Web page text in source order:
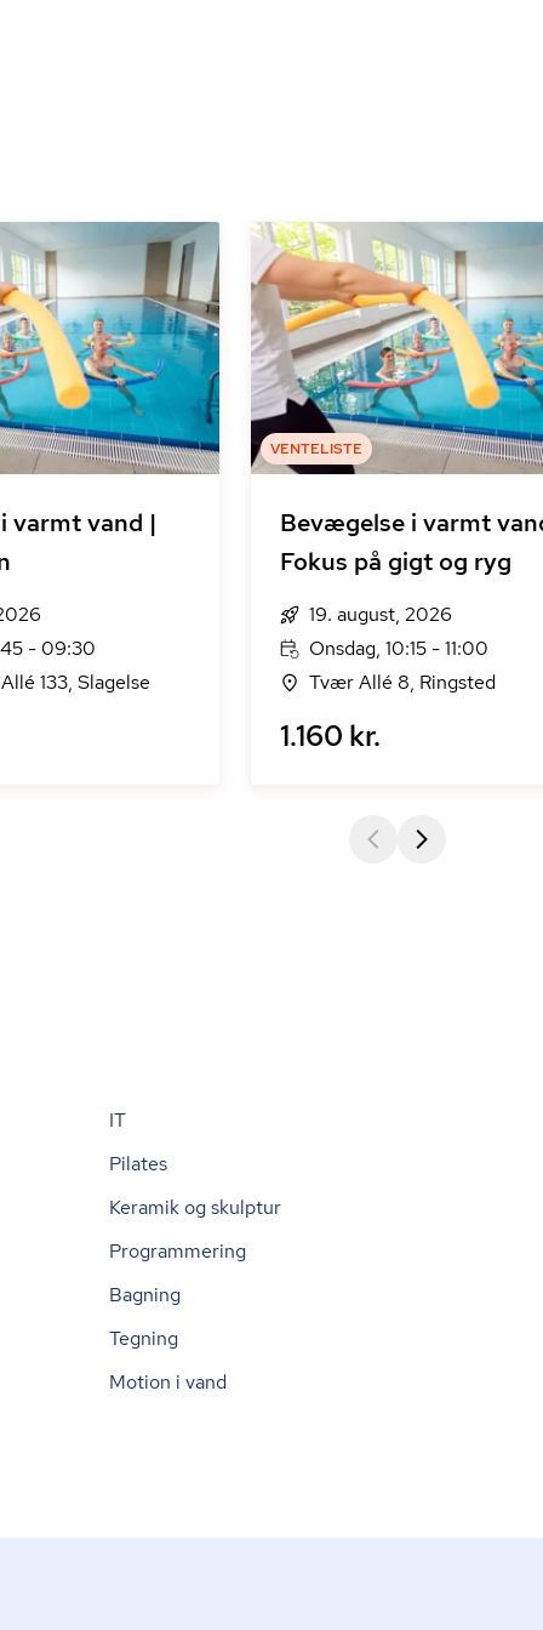
varmt vand |
- 09:30
133, Slagelse
VENTELISTE
Bevægelse i varmt
Fokus på gigt og ryg
19. august, 2026
Onsdag, 10:15 - 11:00
Tvær Allé 8, Ringsted
1.160 kr.
IT
Pilates
Keramik og skulptur
Programmering
Bagning
Tegning
Motion i vand